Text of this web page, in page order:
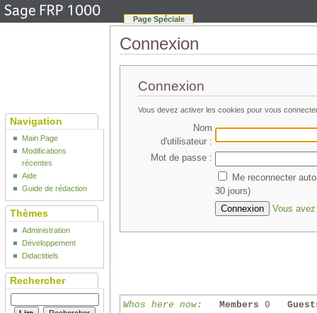
Connexion
Connexion
Vous devez activer les cookies pour vous
Nom
d'utilisateur :
Mot de passe :
Me reconnecter
30 jours)
Vous
Whos here now: Members 0
Page Spéciale
Navigation
Main Page
Modifications
récentes
Aide
Guide de rédaction
Thèmes
Administration
Développement
Didactitiels
Rechercher